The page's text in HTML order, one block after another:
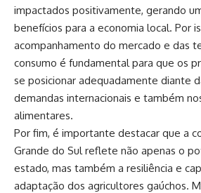
impactados positivamente, gerando
benefícios para a economia local. Por
acompanhamento do mercado e das
consumo é fundamental para que os
se posicionar adequadamente diante
demandas internacionais e também
alimentares.
Por fim, é importante destacar que a
Grande do Sul reflete não apenas o
estado, mas também a resiliência e
adaptação dos agricultores gaúchos.